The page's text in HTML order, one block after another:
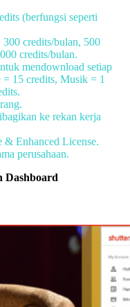
(berfungsi seperti
credits/bulan, 500
credits/bulan.
mendownload setiap
15 credits, Musik = 1
ke rekan kerja
& Enhanced License.
perusahaan.
Dashboard